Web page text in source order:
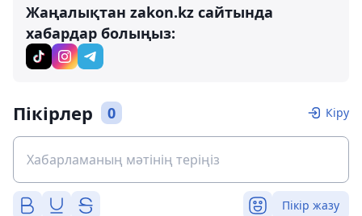
Жаңалықтан zakon.kz сайтында
хабардар болыңыз:
Пікірлер 0 Кіру
Пікір жазу